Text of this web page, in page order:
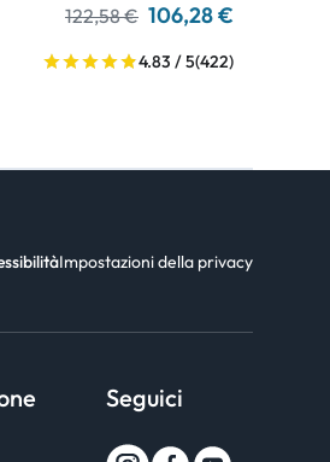
122,58 € 106,28 €
4.83 / 5(422)
Impostazioni della privacy
Seguici